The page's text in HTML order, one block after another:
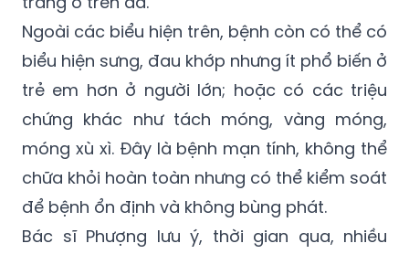
mọi lứa tuổi, trong đó có cả trẻ em. Bệnh
biểu hiện bởi những sẩn, mảng đỏ, bong vảy
trắng ở trên da.
Ngoài các biểu hiện trên, bệnh còn có thể có
biểu hiện sưng, đau khớp nhưng ít phổ biến ở
trẻ em hơn ở người lớn; hoặc có các triệu
chứng khác như tách móng, vàng móng,
móng xù xì. Đây là bệnh mạn tính, không thể
chữa khỏi hoàn toàn nhưng có thể kiểm soát